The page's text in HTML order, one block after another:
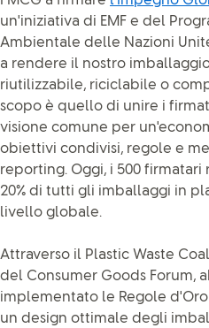
un'iniziativa di EMF e del
Ambientale delle Nazioni
a rendere il nostro imballaggio
riutilizzabile, riciclabile o
scopo è quello di unire i
visione comune per
obiettivi condivisi, regole e
reporting. Oggi, i 500 firmatari
20% di tutti gli imballaggi in
livello globale.
Attraverso il Plastic Waste
del Consumer Goods Forum,
implementato le Regole
un design ottimale degli